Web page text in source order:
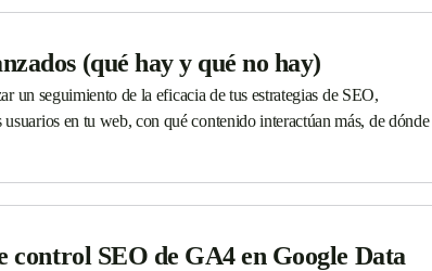
(qué hay y qué no hay)
un seguimiento de la eficacia de tus estrategias de SEO,
en tu web, con qué contenido interactúan más, de dónde
control SEO de GA4 en Google Data